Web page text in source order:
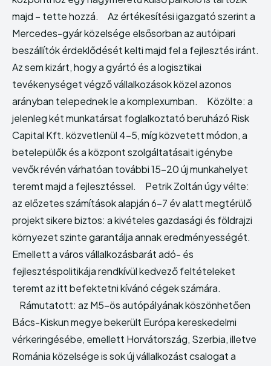
OTTHON INGATLAN
BELFÖLD
Echo Verse
OTTHON INGATLAN
BELFÖLD
Echo Verse
majd – tette hozzá. Az értékesítési igazgató szerint a
Mercedes-gyár közelsége elsősorban az autóipari
beszállítók érdeklődését kelti majd fel a fejlesztés iránt.
Az sem kizárt, hogy a gyártó és a logisztikai
tevékenységet végző vállalkozások közel azonos
arányban telepednek le a komplexumban. Közölte: a
jelenleg két munkatársat foglalkoztató beruházó Risk
Capital Kft. közvetlenül 4-5, míg közvetett módon, a
betelepülők és a központ szolgáltatásait igénybe
vevők révén várhatóan további 15-20 új munkahelyet
teremt majd a fejlesztéssel. Petrik Zoltán úgy vélte:
az előzetes számítások alapján 6-7 év alatt megtérülő
projekt sikere biztos: a kivételes gazdasági és földrajzi
környezet szinte garantálja annak eredményességét.
Emellett a város vállalkozásbarát adó- és
fejlesztéspolitikája rendkívül kedvező feltételeket
teremt az itt befektetni kívánó cégek számára.
Rámutatott: az M5-ös autópályának köszönhetően
Bács-Kiskun megye bekerült Európa kereskedelmi
vérkeringésébe, emellett Horvátország, Szerbia, illetve
Románia közelsége is sok új vállalkozást csalogat a